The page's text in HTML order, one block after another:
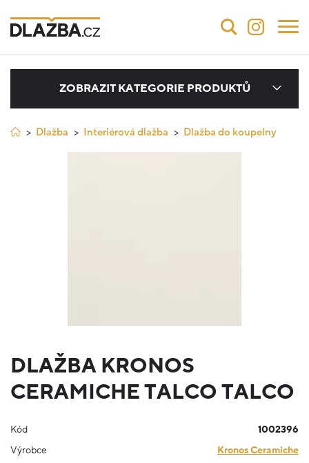
ZOBRAZIT KATEGORIE PRODUKTŮ
Dlažba Interiérová dlažba Dlažba do koupelny
DLAŽBA KRONOS
CERAMICHE TALCO TALCO
Kód
1002396
Výrobce
Kronos Ceramiche